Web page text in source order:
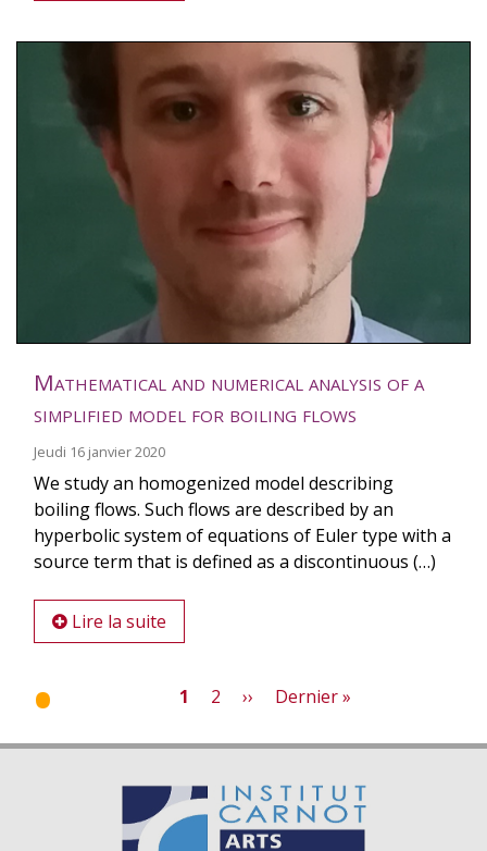
Mathematical and numerical analysis of a
simplified model for boiling flows
Jeudi 16 janvier 2020
We study an homogenized model describing
boiling flows. Such flows are described by an
hyperbolic system of equations of Euler type with a
source term that is defined as a discontinuous (…)
Lire la suite
Pagination
Page
1 Page
2
Page
››
Dernière
Dernier »